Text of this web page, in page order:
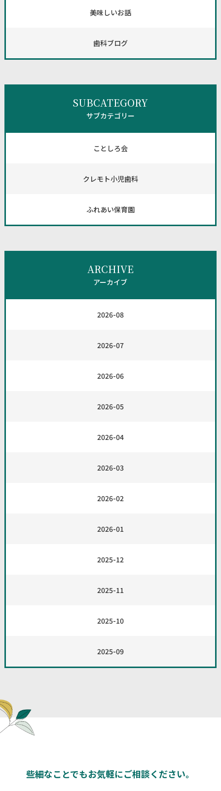
美味しいお話
歯科ブログ
SUBCATEGORY
サブカテゴリー
ことしろ会
クレモト小児歯科
ふれあい保育園
ARCHIVE
アーカイブ
2026-08
2026-07
2026-06
2026-05
2026-04
2026-03
2026-02
2026-01
2025-12
2025-11
2025-10
2025-09
些細なことでもお気軽にご相談ください。